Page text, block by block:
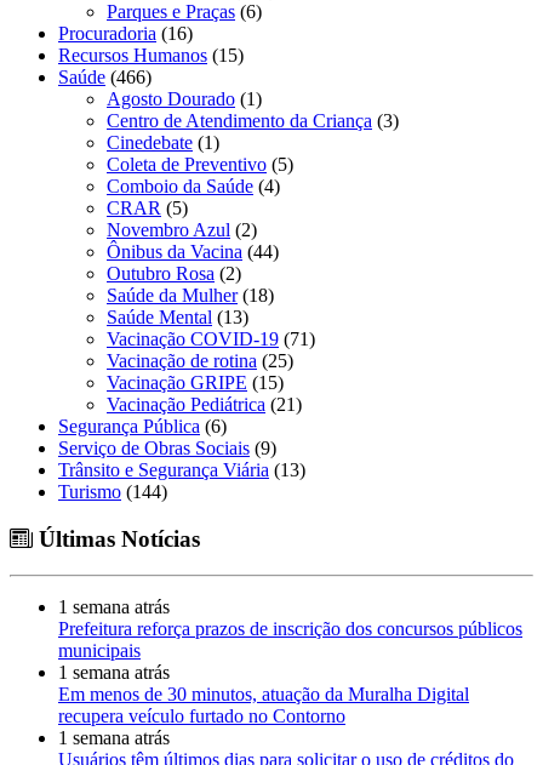
Parques e Praças (6)
Procuradoria (16)
Recursos Humanos (15)
Saúde (466)
Agosto Dourado (1)
Centro de Atendimento da Criança (3)
Cinedebate (1)
Coleta de Preventivo (5)
Comboio da Saúde (4)
CRAR (5)
Novembro Azul (2)
Ônibus da Vacina (44)
Outubro Rosa (2)
Saúde da Mulher(18)
Saúde Mental (13)
Vacinação COVID-19 (71)
Vacinação de rotina (25)
Vacinação GRIPE (15)
Vacinação Pediátrica (21)
Segurança Pública (6)
Serviço de Obras Sociais (9)
Trânsito e Segurança Viária (13)
Turismo (144)
Últimas Notícias
1 semana atrás
Prefeitura reforça prazos de inscrição dos concursos públicos
municipais
1 semana atrás
Em menos de 30 minutos, atuação da Muralha Digital
recupera veículo furtado no Contorno
1 semana atrás
Usuários têm últimos dias para solicitar o uso de créditos do